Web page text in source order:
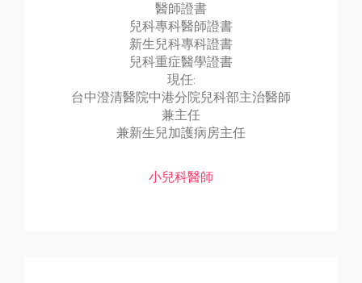
醫師證書
兒科專科醫師證書
新生兒科專科證書
兒科重症醫學證書
現任:
台中澄清醫院中港分院兒科部主治醫師
兼主任
兼新生兒加護病房主任
小兒科醫師